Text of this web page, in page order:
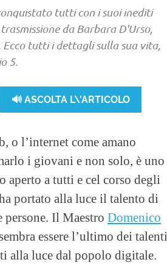
tutti con i suoi inediti
da Barbara D'Urso,
tutti i dettagli sulla sua vita,
5.
🔊 ASCOLTA L\'ARTICOLO
o l’internet come amano
i giovani e non solo, è uno
aperto a tutti e cel corso degli
portato alla luce il talento di
persone. Il Maestro Domenico
sembra essere l’ultimo dei talenti
alla luce dal popolo digitale.